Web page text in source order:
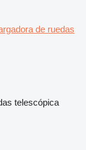
de ruedas
telescópica